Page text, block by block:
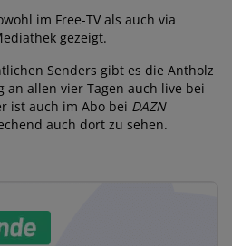
im Free-TV als auch via
gezeigt.
Senders gibt es die Antholz
an allen vier Tagen auch live bei
ist auch im Abo bei DAZN
auch dort zu sehen.